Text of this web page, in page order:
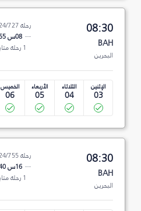
08:30
BAH
البحرين
رحلة FZ 024/727
08س 55د
1 رحلة متابعة
الإثنين
03
الثلاثاء
04
الأربعاء
05
الخميس
06
08:30
BAH
البحرين
رحلة FZ 024/755
16س 40د
1 رحلة متابعة